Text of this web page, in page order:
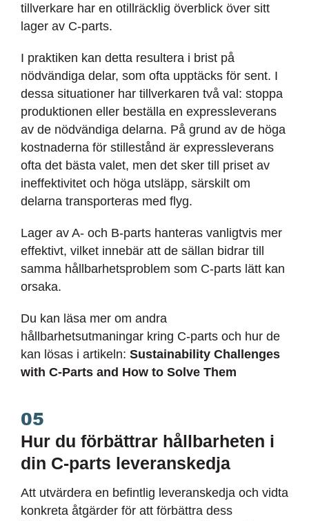
tillverkare har en otillräcklig överblick över sitt
lager av C-parts.
I praktiken kan detta resultera i brist på
nödvändiga delar, som ofta upptäcks för sent. I
dessa situationer har tillverkaren två val: stoppa
produktionen eller beställa en expressleverans
av de nödvändiga delarna. På grund av de höga
kostnaderna för stillestånd är expressleverans
ofta det bästa valet, men det sker till priset av
ineffektivitet och höga utsläpp, särskilt om
delarna transporteras med flyg.
Lager av A- och B-parts hanteras vanligtvis mer
effektivt, vilket innebär att de sällan bidrar till
samma hållbarhetsproblem som C-parts lätt kan
orsaka.
Du kan läsa mer om andra
hållbarhetsutmaningar kring C-parts och hur de
kan lösas i artikeln: Sustainability Challenges
with C-Parts and How to Solve Them
05
Hur du förbättrar hållbarheten i
din C-parts leveranskedja
Att utvärdera en befintlig leveranskedja och vidta
konkreta åtgärder för att förbättra dess